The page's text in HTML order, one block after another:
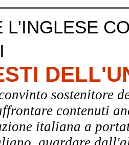
L'INGLESE
sostenitore
contenuti
italiana a